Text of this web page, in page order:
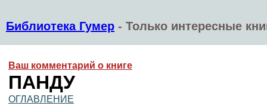
Библиотека Гумер - Только интересные
Ваш комментарий о книге
ПАНДУ
ОГЛАВЛЕНИЕ